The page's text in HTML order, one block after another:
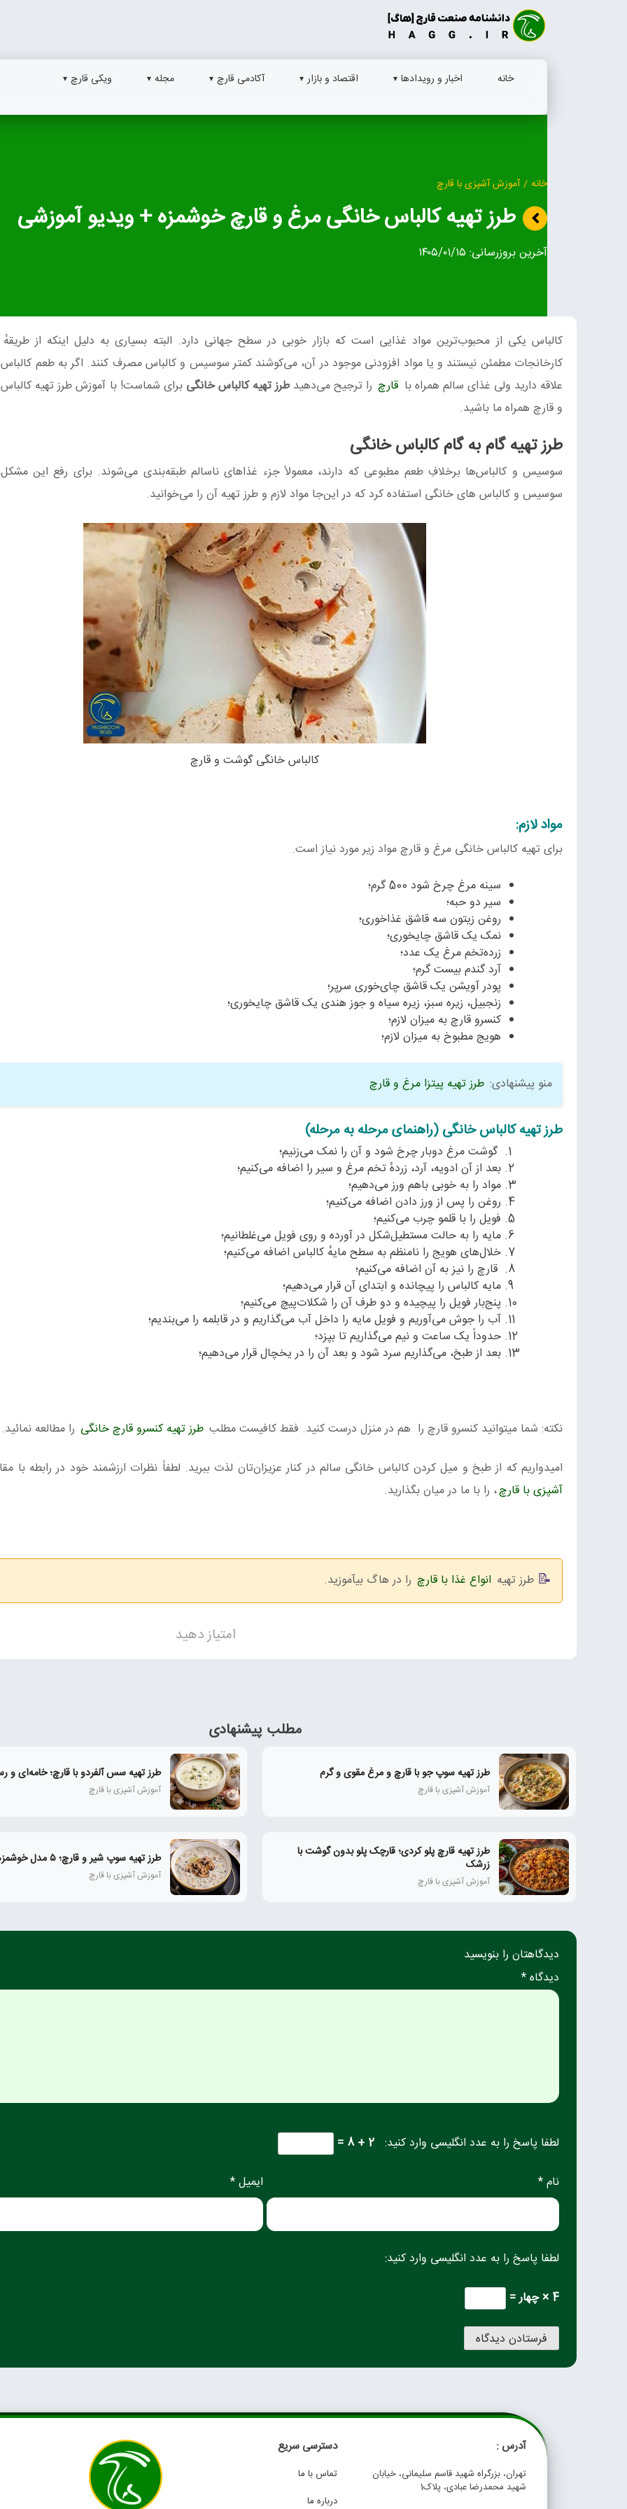
خانه اخبار و رویدادها اقتصاد و بازار آکادمی قارچ مجله ویکی قارچ
خانه / آموزش آشپزی با قارچ
طرز تهیه کالباس خانگی مرغ و قارچ خوشمزه + ویدیو آموزشی
آخرین بروزرسانی: ۱۴۰۵/۰۱/۱۵
کالباس یکی از محبوب‌ترین مواد غذایی است که بازار خوبی در سطح جهانی دارد. البته بسیاری به دلیل اینکه از
کارخانجات مطمئن نیستند و یا مواد افزودنی موجود در آن، می‌کوشند کمتر سوسیس و کالباس مصرف کنند. اگر به طعم
علاقه‌ دارید ولی غذای سالم همراه با قارچ را ترجیح می‌دهیدطرز تهیه کالباس خانگی برای شماست! با آموزش طرز تهیه
و قارچ همراه ما باشید.
طرز تهیه گام به گام کالباس خانگی
سوسیس و کالباس‌ها برخلافِ طعم مطبوعی که دارند، معمولاً جزء غذاهای ناسالم طبقه‌بندی می‌شوند. برای رفع این
سوسیس و کالباس های خانگی استفاده کرد که در این‌جا مواد لازم و طرز تهیه آن را می‌خوانید.
کالباس خانگی گوشت و قارچ
مواد لازم:
برای تهیه کالباس خانگی مرغ و قارچ مواد زیر مورد نیاز است.
سینه مرغ چرخ شود 500 گرم؛
سیر دو حبه؛
روغن زیتون سه قاشق غذاخوری؛
نمک یک قاشق چایخوری؛
زرده‌تخم مرغ یک عدد؛
آرد گندم بیست گرم؛
پودر آویشن یک قاشق چای‌خوری سرپر؛
زنجبیل، زیره سبز، زیره سیاه و جوز هندی یک قاشق چایخوری؛
کنسرو قارچ به میزان لازم؛
هویج مطبوخ به میزان لازم؛
منو پیشنهادی: طرز تهیه پیتزا مرغ و قارچ
طرز تهیه کالباس خانگی (راهنمای مرحله به مرحله)
گوشت مرغ دوبار چرخ شود و آن را نمک می‌زنیم؛
بعد از آن ادویه، آرد، زردهٔ تخم مرغ و سیر را اضافه می‌کنیم؛
مواد را به خوبی باهم ورز می‌دهیم؛
روغن را پس از ورز دادن اضافه می‌کنیم؛
فویل را با قلمو چرب می‌کنیم؛
مایه را به حالت مستطیل‌شکل در آورده و روی فویل می‌غلطانیم؛
خلال‌های هویج را نامنظم به سطح مایهٔ کالباس اضافه می‌کنیم؛
قارچ را نیز به آن اضافه می‌کنیم؛
مایه کالباس را پیچانده و ابتدای آن قرار می‌دهیم؛
پنج‌بار فویل را پیچیده و دو طرف آن را شکلات‌پیچ می‌کنیم؛
آب را جوش می‌آوریم و فویل مایه را داخل آب می‌گذاریم و در قابلمه را می‌بندیم؛
حدوداً یک ساعت و نیم می‌گذاریم تا بپزد؛
بعد از طبخ، می‌گذاریم سرد شود و بعد آن را در یخچال قرار می‌دهیم؛
نکته: شما میتوانید کنسرو قارچ را هم در منزل درست کنید. فقط کافیست مطلب طرز تهیه کنسرو قارچ خانگی را مطالعه نمائید.
امیدواریم که از طبخ و میل کردن کالباس خانگی سالم در کنار عزیزان‌تان لذت ببرید. لطفاً نظرات ارزشمند خود در رابطه با
آشپزی با قارچ، را با ما در میان بگذارید.
طرز تهیه انواع غذا با قارچ را در هاگ بیآموزید.
امتیاز دهید
مطلب پیشنهادی
طرز تهیه سوپ جو با قارچ و مرغ مقوی و گرم
آموزش آشپزی با قارچ
طرز تهیه سس آلفردو با قارچ؛ خامه‌ای و
آموزش آشپزی با قارچ
طرز تهیه قارچ پلو کردی؛ قارچک پلو بدون گوشت با
زرشک
آموزش آشپزی با قارچ
طرز تهیه سوپ شیر و قارچ؛ ۵ مدل خوشمزه و رستورانی
آموزش آشپزی با قارچ
دیدگاهتان را بنویسید
دیدگاه *
لطفا پاسخ را به عدد انگلیسی وارد کنید: 2 + 8 =
نام * ایمیل *
لطفا پاسخ را به عدد انگلیسی وارد کنید:
4 × چهار =
آدرس :
تهران، بزرگراه شهید قاسم سلیمانی، خیابان
شهید محمدرضا عبادی، پلاک1
دسترسی سریع
تماس با ما
درباره ما